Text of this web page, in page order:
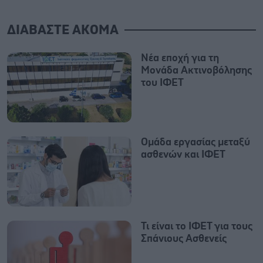
ΔΙΑΒΑΣΤΕ ΑΚΟΜΑ
Νέα εποχή για τη
Μονάδα Ακτινοβόλησης
του ΙΦΕΤ
Oμάδα εργασίας μεταξύ
ασθενών και ΙΦΕΤ
Τι είναι το ΙΦΕΤ για τους
Σπάνιους Ασθενείς